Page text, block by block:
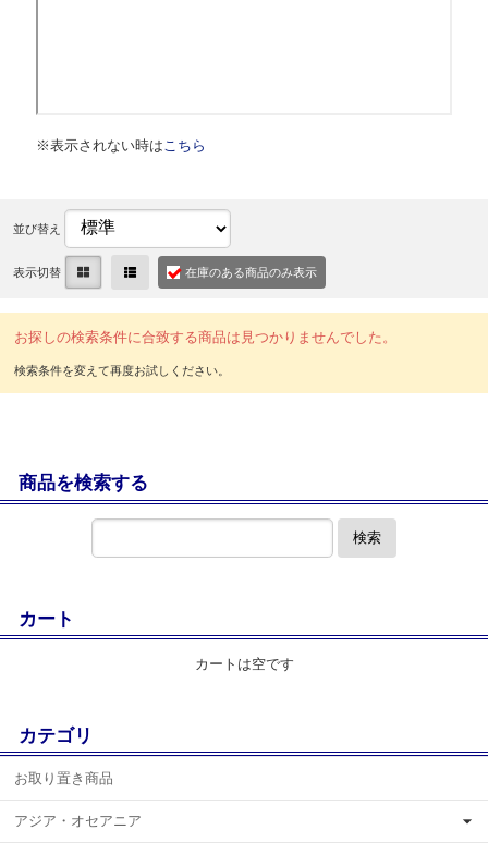
※表示されない時は こちら
並び替え
表示切替 在庫のある商品のみ表示
お探しの検索条件に合致する商品は見つかりませんでした。
商品を検索する
検索
カート
カートは空です
カテゴリ
お取り置き商品
アジア・オセアニア